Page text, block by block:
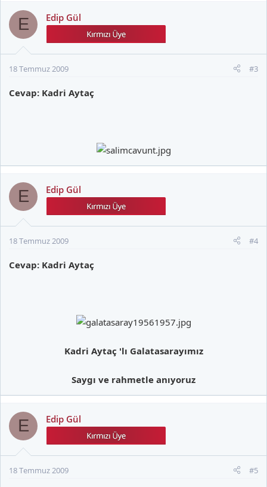
E Edip Gül
18 Temmuz 2009 #3
Cevap: Kadri Aytaç
E Edip Gül
18 Temmuz 2009 #4
Cevap: Kadri Aytaç
Kadri Aytaç 'lı Galatasarayımız
Saygı ve rahmetle anıyoruz
E Edip Gül
18 Temmuz 2009 #5